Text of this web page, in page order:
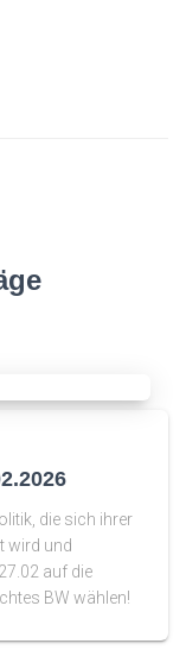
die sich ihrer
wird und
auf die
BW wählen!